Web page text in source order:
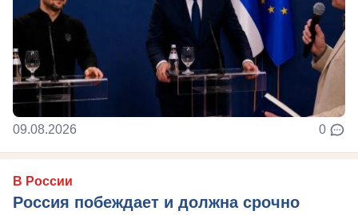
09.08.2026 0
В России
Россия побеждает и должна срочно